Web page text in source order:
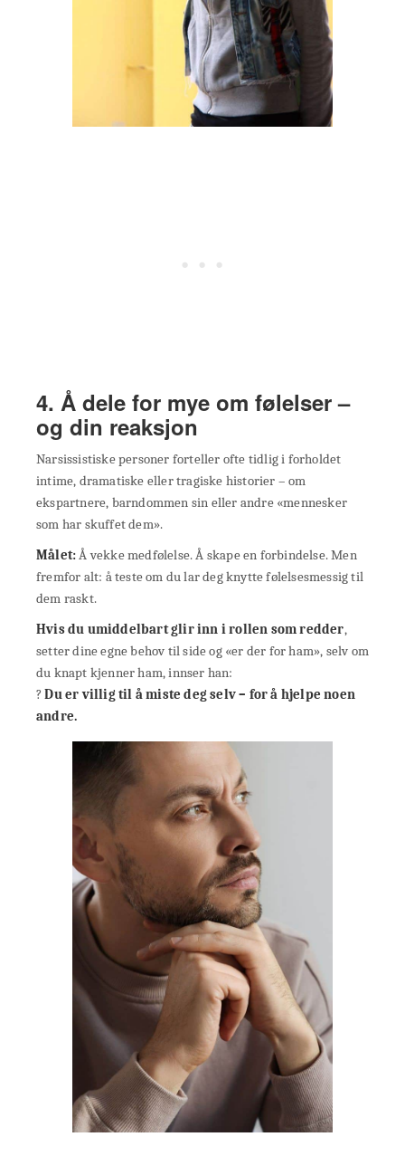
4. Å dele for mye om følelser –
og din reaksjon
Narsissistiske personer forteller ofte tidlig i forholdet
intime, dramatiske eller tragiske historier – om
ekspartnere, barndommen sin eller andre «mennesker
som har skuffet dem».
Målet:Å vekke medfølelse. Å skape en forbindelse. Men
fremfor alt: å teste om du lar deg knytte følelsesmessig til
dem raskt.
Hvis du umiddelbart glir inn i rollen som redder,
setter dine egne behov til side og «er der for ham», selv om
du knapt kjenner ham, innser han:
?Du er villig til å miste deg selv – for å hjelpe noen
andre.